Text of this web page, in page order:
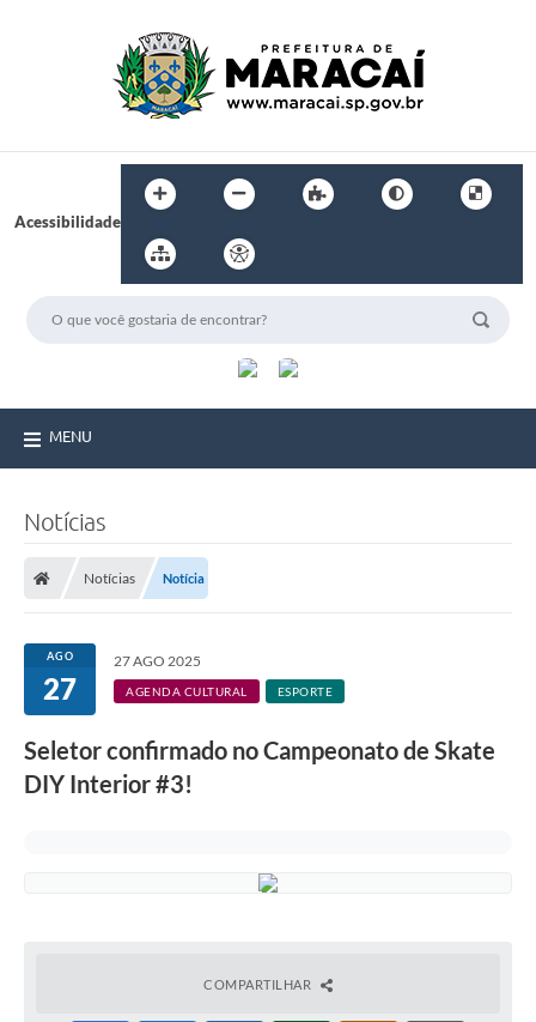
Acessibilidade
MENU
Notícias
Notícias Notícia
AGO
27
27 AGO 2025
AGENDA CULTURAL ESPORTE
Seletor confirmado no Campeonato de Skate
DIY Interior #3!
COMPARTILHAR